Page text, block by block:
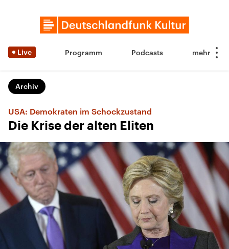
Live Programm Podcasts
Archiv
USA: Demokraten im Schockzustand
Die Krise der alten Eliten